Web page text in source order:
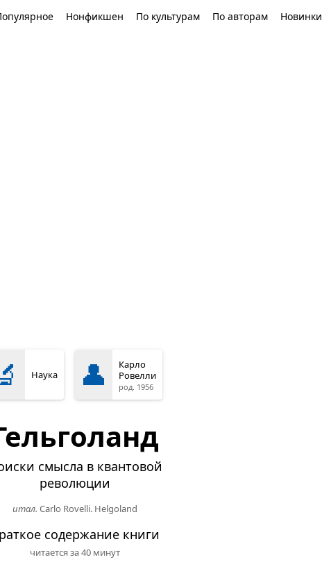
Нонфикшен По культурам По авторам Новинки
Наука 👤
Карло
Ровелли
род. 1956
смысла в квантовой
революции
итал. Carlo Rovelli. Helgoland
содержание книги
читается за 40 минут